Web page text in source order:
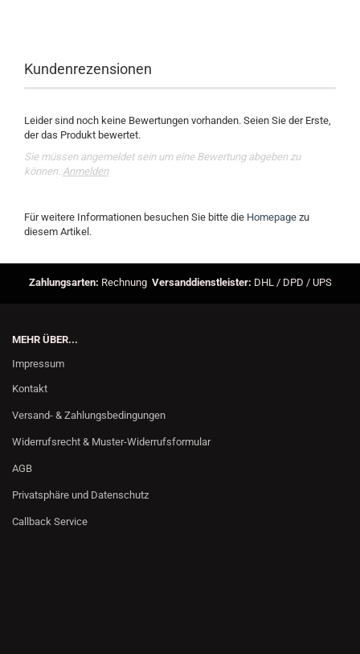
Kundenrezensionen
Leider sind noch keine Bewertungen vorhanden. Seien Sie der Erste,
der das Produkt bewertet.
Sie müssen angemeldet sein um eine Bewertung abgeben zu
können. Anmelden
Für weitere Informationen besuchen Sie bitte die Homepage zu
diesem Artikel.
Zahlungsarten: Rechnung Versanddienstleister: DHL / DPD / UPS
MEHR ÜBER...
Impressum
Kontakt
Versand- & Zahlungsbedingungen
Widerrufsrecht & Muster-Widerrufsformular
AGB
Privatsphäre und Datenschutz
Callback Service